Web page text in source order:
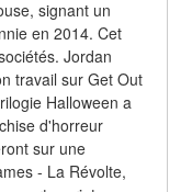
signant un
en 2014. Cet
Jordan
travail sur Get Out
Halloween a
d'horreur
sur une
- La Révolte,